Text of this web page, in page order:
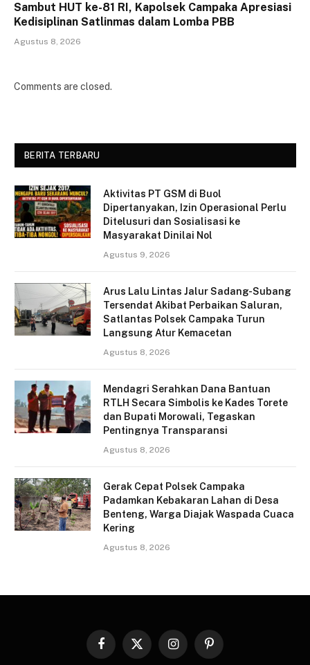
Sambut HUT ke-81 RI, Kapolsek Campaka Apresiasi
Kedisiplinan Satlinmas dalam Lomba PBB
Agustus 8, 2026
Comments are closed.
BERITA TERBARU
Aktivitas PT GSM di Buol
Dipertanyakan, Izin Operasional Perlu
Ditelusuri dan Sosialisasi ke
Masyarakat Dinilai Nol
Agustus 9, 2026
Arus Lalu Lintas Jalur Sadang-Subang
Tersendat Akibat Perbaikan Saluran,
Satlantas Polsek Campaka Turun
Langsung Atur Kemacetan
Agustus 8, 2026
Mendagri Serahkan Dana Bantuan
RTLH Secara Simbolis ke Kades Torete
dan Bupati Morowali, Tegaskan
Pentingnya Transparansi
Agustus 8, 2026
Gerak Cepat Polsek Campaka
Padamkan Kebakaran Lahan di Desa
Benteng, Warga Diajak Waspada Cuaca
Kering
Agustus 8, 2026
Facebook
X
InstagramPinterest